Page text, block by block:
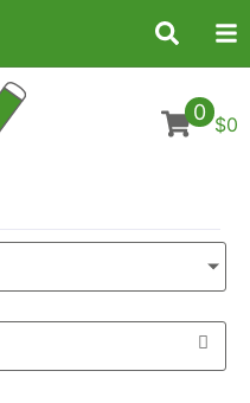
0 $0